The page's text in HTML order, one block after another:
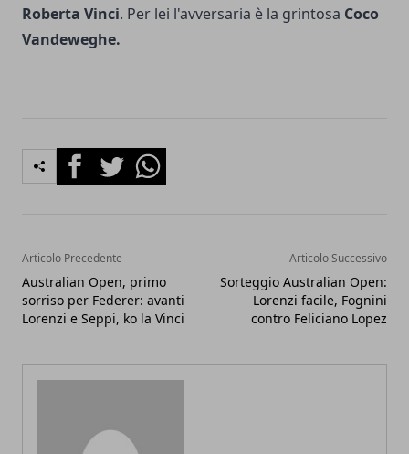
Roberta Vinci. Per lei l'avversaria è la grintosa Coco
Vandeweghe.
FacebookTwitterWhatsapp
Articolo Precedente
Australian Open, primo
sorriso per Federer: avanti
Lorenzi e Seppi, ko la Vinci
Articolo Successivo
Sorteggio Australian Open:
Lorenzi facile, Fognini
contro Feliciano Lopez